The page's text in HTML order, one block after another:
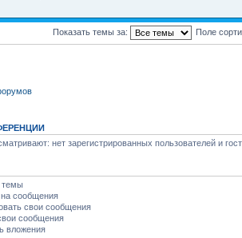
Показать темы за: Поле
нет зарегистрированных пользователей и
темы
на сообщения
свои сообщения
сообщения
вложения